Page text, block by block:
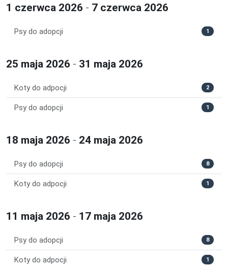
1 czerwca 2026 - 7 czerwca 2026
Psy do adopcji 1
25 maja 2026 - 31 maja 2026
Koty do adpocji 2
Psy do adopcji 1
18 maja 2026 - 24 maja 2026
Psy do adopcji 8
Koty do adpocji 1
11 maja 2026 - 17 maja 2026
Psy do adopcji 8
Koty do adpocji 1